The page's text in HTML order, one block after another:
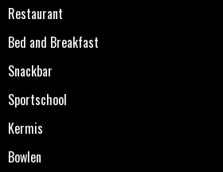
Restaurant
Bed and Breakfast
Snackbar
Sportschool
Kermis
Bowlen